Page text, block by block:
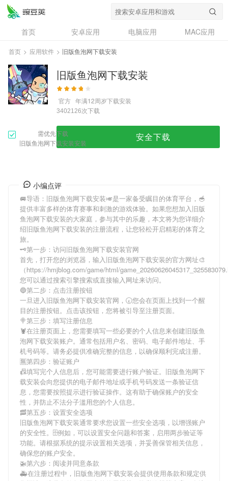
首页 安卓应用 电脑应用
MAC应用
资讯
专题
问答
首页 > 应用软件 > 旧版鱼泡网下载安装
旧版鱼泡网下载安装
官方 年满12周岁下载安装
3402126次下载
需优先下载
旧版鱼泡网下载安装安装
安全下载
小编点评
🚐导语： 旧版鱼泡网下载安装🎺是一家备受瞩目的体育平台，🥣
提供丰富多样的体育赛事和刺激的游戏体验。如果您想加入旧版
鱼泡网下载安装的大家庭，参与其中的乐趣，本文将为您详细介
绍旧版鱼泡网下载安装的注册流程，让您轻松开启精彩的体育之
旅。
🗝第一步：访问旧版鱼泡网下载安装官网
首先，打开您的浏览器，输入旧版鱼泡网下载安装的官方网址🎨
（https://hmjblog.com/game/html/
您可以通过搜索引擎搜索或直接输入网址来访问。
🔵第二步：点击注册按钮
一旦进入旧版鱼泡网下载安装官网，🕢您会在页面上找到一个醒
目的注册按钮。点击该按钮，您将被引导至注册页面。
🍭第三步：填写注册信息
🦞在注册页面上，您需要填写一些必要的个人信息来创建旧版鱼
泡网下载安装账户。通常包括用户名、密码、电子邮件地址、手
机号码等。请务必提供准确完整的信息，以确保顺利完成注册。
🈚第四步：验证账户
📠填写完个人信息后，您可能需要进行账户验证。 旧版鱼泡网下
载安装会向您提供的电子邮件地址或手机号码发送一条验证信
息，您需要按照提示进行验证操作。这有助于确保账户的安全
性，并防止不法分子滥用您的个人信息。
🥓第五步：设置安全选项
旧版鱼泡网下载安装通常要求您设置一些安全选项，以增强账户
的安全性。🗄例如，可以设置安全问题和答案，启用两步验证等
功能。请根据系统的提示设置相关选项，并妥善保管相关信息，
确保您的账户安全。
🚁第六步：阅读并同意条款
🚑在注册过程中， 旧版鱼泡网下载安装会提供使用条款和规定供